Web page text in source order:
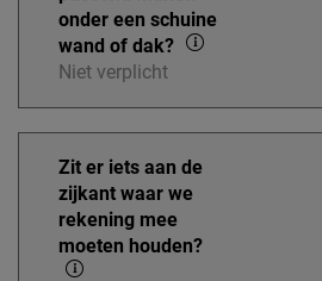
onder een schuine
wand of dak?
Niet verplicht
Zit er iets aan de
zijkant waar we
rekening mee
moeten houden?